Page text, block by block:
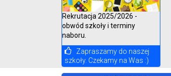
Rekrutacja 2025/2026 -
obwód szkoły i terminy
naboru.
Zapraszamy do naszej
szkoły. Czekamy na Was :)